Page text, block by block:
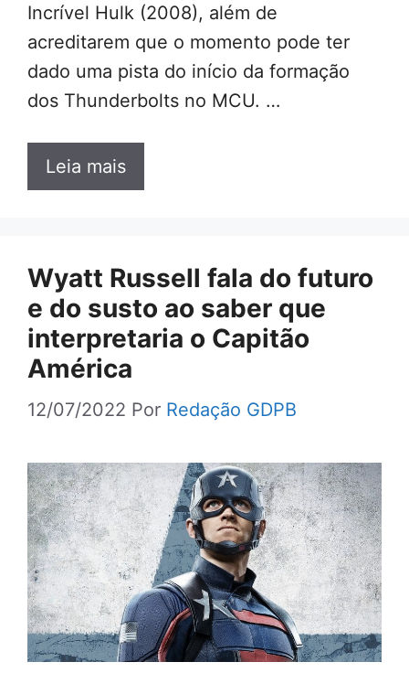
Incrível Hulk (2008), além de
acreditarem que o momento pode ter
dado uma pista do início da formação
dos Thunderbolts no MCU. …
Leia mais
Wyatt Russell fala do futuro
e do susto ao saber que
interpretaria o Capitão
América
12/07/2022 Por Redação GDPB